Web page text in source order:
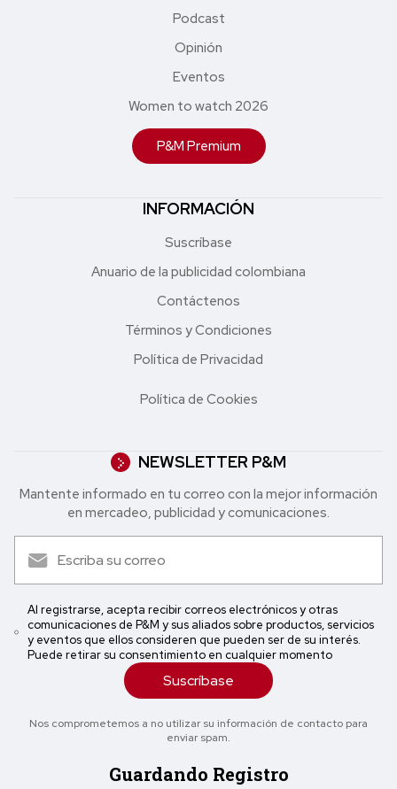
Podcast
Opinión
Eventos
Women to watch 2026
P&M Premium
INFORMACIÓN
Suscríbase
Anuario de la publicidad colombiana
Contáctenos
Términos y Condiciones
Política de Privacidad
Política de Cookies
NEWSLETTER P&M
Mantente informado en tu correo con la mejor in formación
en mercadeo, publicidad y comunicaciones.
Al registrarse, acepta recibir correos electrónicos y otras
comunicaciones de P&M y sus aliados sobre productos, servicios
y eventos que ellos consideren que pueden ser de su interés.
Puede retirar su consentimiento en cualquier momento
Suscríbase
Nos comprometemos a no utilizar su información de contacto para
enviar spam.
Guardando Registro